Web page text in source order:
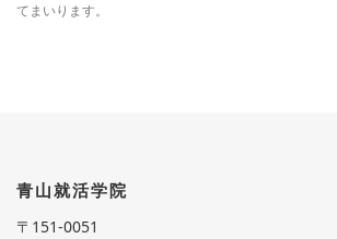
てまいり ます。
青山就活学院
〒151-0051